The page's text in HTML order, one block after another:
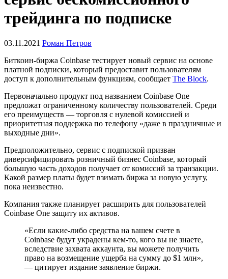
трейдинга по подписке
03.11.2021 Роман Петров
Биткоин-биржа Coinbase тестирует новый сервис на основе
платной подписки, который предоставит пользователям
доступ к дополнительным функциям, сообщает The Block.
Первоначально продукт под названием Coinbase One
предложат ограниченному количеству пользователей. Среди
его преимуществ — торговля с нулевой комиссией и
приоритетная поддержка по телефону «даже в праздничные и
выходные дни».
Предположительно, сервис с подпиской призван
диверсифицировать розничный бизнес Coinbase, который
большую часть доходов получает от комиссий за транзакции.
Какой размер платы будет взимать биржа за новую услугу,
пока неизвестно.
Компания также планирует расширить для пользователей
Coinbase One защиту их активов.
«Если какие-либо средства на вашем счете в
Coinbase будут украдены кем-то, кого вы не знаете,
вследствие захвата аккаунта, вы можете получить
право на возмещение ущерба на сумму до $1 млн»,
— цитирует издание заявление биржи.